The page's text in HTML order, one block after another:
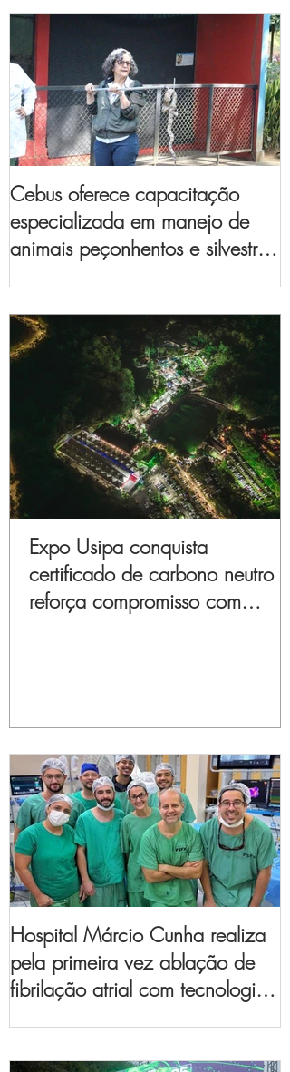
Cebus oferece capacitação
especializada em manejo de
animais peçonhentos e silvestres
Expo Usipa conquista
certificado de carbono neutro e
reforça compromisso com
Hospital Márcio Cunha realiza
pela primeira vez ablação de
fibrilação atrial com tecnologia